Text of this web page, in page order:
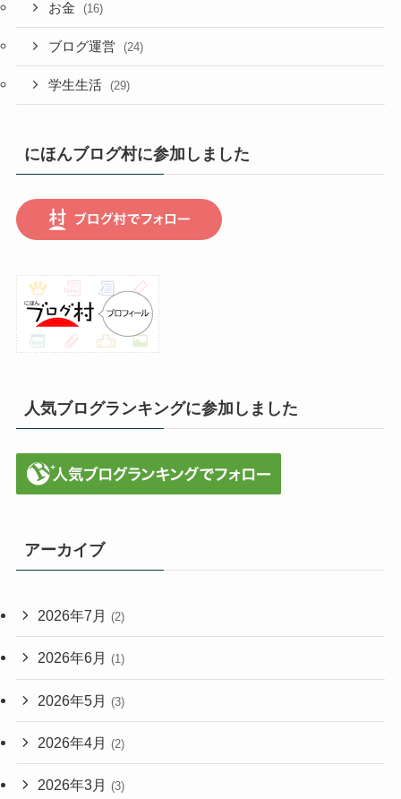
お金 (16)
ブログ運営 (24)
学生生活 (29)
にほんブログ村に参加しました
人気ブログランキングに参加しました
アーカイブ
2026年7月 (2)
2026年6月 (1)
2026年5月 (3)
2026年4月 (2)
2026年3月 (3)